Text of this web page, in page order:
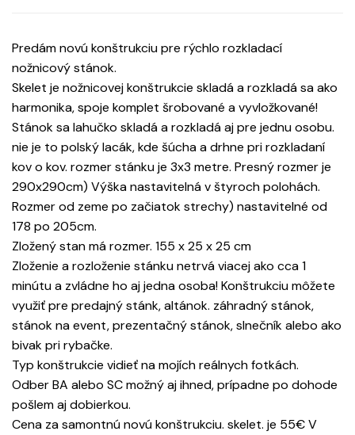
Predám novú konštrukciu pre rýchlo rozkladací
nožnicový stánok.
Skelet je nožnicovej konštrukcie skladá a rozkladá sa ako
harmonika, spoje komplet šrobované a vyvložkované!
Stánok sa lahučko skladá a rozkladá aj pre jednu osobu.
nie je to polský lacák, kde šúcha a drhne pri rozkladaní
kov o kov. rozmer stánku je 3x3 metre. Presný rozmer je
290x290cm) Výška nastavitelná v štyroch polohách.
Rozmer od zeme po začiatok strechy) nastavitelné od
178 po 205cm.
Zložený stan má rozmer. 155 x 25 x 25 cm
Zloženie a rozloženie stánku netrvá viacej ako cca 1
minútu a zvládne ho aj jedna osoba! Konštrukciu môžete
využiť pre predajný stánk, altánok. záhradný stánok,
stánok na event, prezentačný stánok, slnečník alebo ako
bivak pri rybačke.
Typ konštrukcie vidieť na mojích reálnych fotkách.
Odber BA alebo SC možný aj ihned, prípadne po dohode
pošlem aj dobierkou.
Cena za samontnú novú konštrukciu. skelet. je 55€ V